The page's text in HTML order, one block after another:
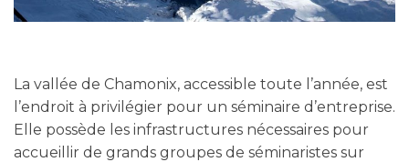
La vallée de Chamonix, accessible toute l’année, est
l’endroit à privilégier pour un séminaire d’entreprise.
Elle possède les infrastructures nécessaires pour
accueillir de grands groupes de séminaristes sur